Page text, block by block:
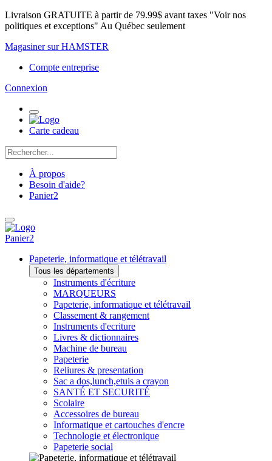
Livraison GRATUITE à partir de 79.99$ avant taxes "Voir nos
politiques et exceptions" Au Québec seulement
Magasiner sur HAMSTER
Compte entreprise
Connexion
Carte cadeau
À propos
Besoin d'aide?
Panier2
Panier2
Papeterie, informatique et télétravail
Tous les départements
Instruments d'écriture
MARQUEURS
Papeterie, informatique et télétravail
Classement & rangement
Instruments d'ecriture
Livres & dictionnaires
Machine de bureau
Papeterie
Reliures & presentation
Sac a dos,lunch,etuis a crayon
SANTÉ ET SECURITÉ
Scolaire
Accessoires de bureau
Informatique et cartouches d'encre
Technologie et électronique
Papeterie social